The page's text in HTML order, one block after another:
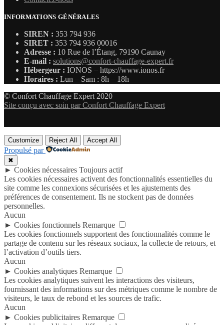
INFORMATIONS GÉNÉRALES
SIREN : 353 794 936
SIRET : 353 794 936 00016
Adresse : 10 Rue de l’Étang, 79190 Caunay
E-mail : solutions@confort-chauffage-expert.fr
Hébergeur : IONOS – https://www.ionos.fr
Horaires : Lun – Sam : 8h – 18h
© Confort Chauffage Expert 2020
Site conçu avec soin par Confort Chauffage Expert
Customize Reject All Accept All
Propulsé par
✖
► Cookies nécessaires Toujours actif
Les cookies nécessaires activent des fonctionnalités essentielles du
site comme les connexions sécurisées et les ajustements des
préférences de consentement. Ils ne stockent pas de données
personnelles.
Aucun
► Cookies fonctionnels Remarque
Les cookies fonctionnels supportent des fonctionnalités comme le
partage de contenu sur les réseaux sociaux, la collecte de retours, et
l’activation d’outils tiers.
Aucun
► Cookies analytiques Remarque
Les cookies analytiques suivent les interactions des visiteurs,
fournissant des informations sur des métriques comme le nombre de
visiteurs, le taux de rebond et les sources de trafic.
Aucun
► Cookies publicitaires Remarque